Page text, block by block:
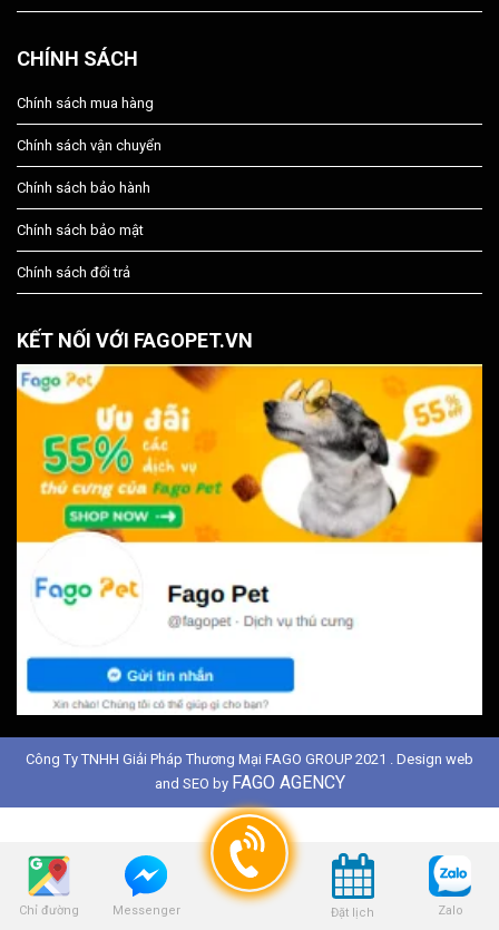
Chỉ đường Messenger Đặt lịch Zalo
CHÍNH SÁCH
Chính sách mua hàng
Chính sách vận chuyển
Chính sách bảo hành
Chính sách bảo mật
Chính sách đổi trả
KẾT NỐI VỚI FAGOPET.VN
Công Ty TNHH Giải Pháp Thương Mại FAGO GROUP 2021 . Design web
and SEO by FAGO AGENCY